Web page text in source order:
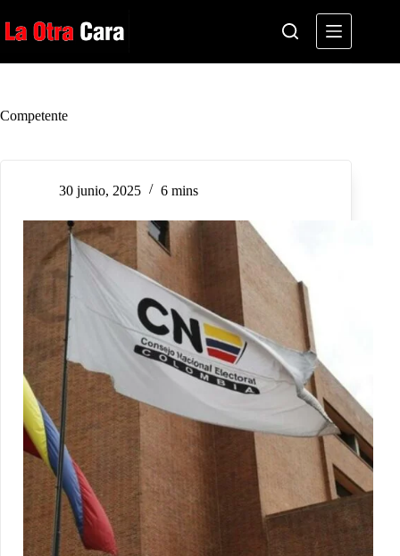
al
contenido
Competente
30 junio, 2025 6 mins